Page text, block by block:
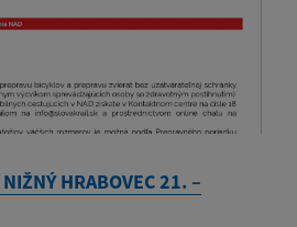
HRABOVEC 21. –